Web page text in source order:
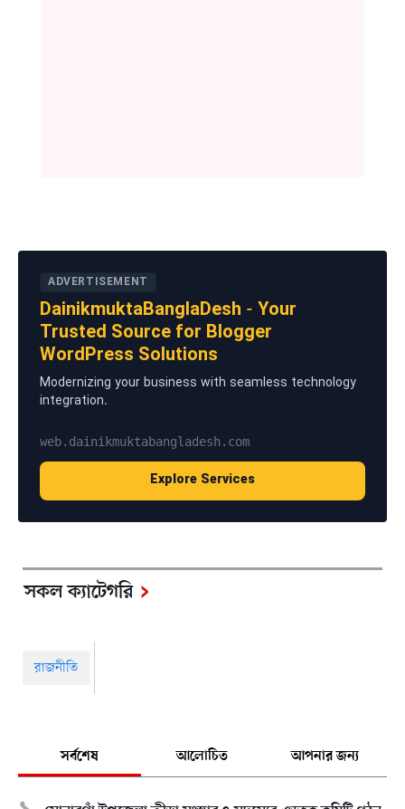
ADVERTISEMENT
DainikmuktaBanglaDesh - Your
Trusted Source for Blogger
WordPress Solutions
Modernizing your business with seamless technology
integration.
web.dainikmuktabangladesh.com
Explore Services
সকল ক্যাটেগরি
রাজনীতি
সর্বশেষ আলোচিত আপনার জন্য